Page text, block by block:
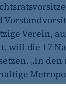
Verein,
will die 17
„In den
Wirtschaft